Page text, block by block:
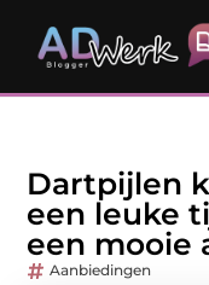
Dartpijlen
een leuke
een mooie
Aanbiedingen